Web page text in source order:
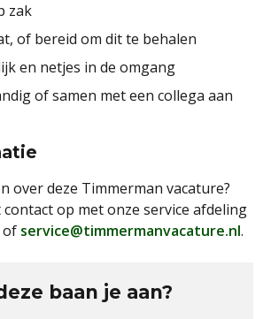
zak
of bereid om dit te behalen
en netjes in de omgang
of samen met een collega aan
over deze Timmerman vacature?
contact op met onze service afdeling
of service@timmermanvacature.nl.
baan je aan?